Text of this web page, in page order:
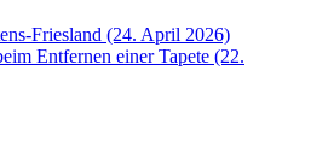
Friesland (24. April 2026)
Entfernen einer Tapete (22.